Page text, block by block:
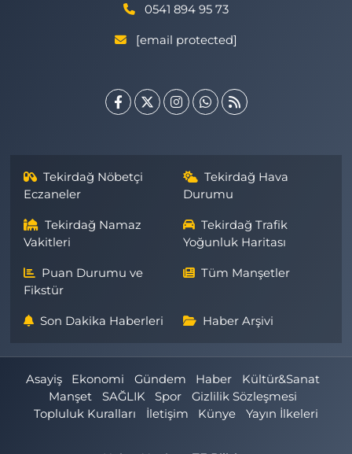
0541 894 95 73
[email protected]
Tekirdağ Nöbetçi
Eczaneler
Tekirdağ Hava
Durumu
Tekirdağ Namaz
Vakitleri
Tekirdağ Trafik
Yoğunluk Haritası
Puan Durumu ve
Fikstür
Tüm Manşetler
Son Dakika Haberleri Haber Arşivi
Asayiş Ekonomi Gündem Haber
Kültür&Sanat
Manşet
SAĞLIK Spor
Gizlilik Sözleşmesi
Topluluk Kuralları
İletişim Künye Yayın İlkeleri